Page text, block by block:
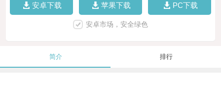
安卓下载 苹果下载 PC下载
安卓市场，安全绿色
简介 排行